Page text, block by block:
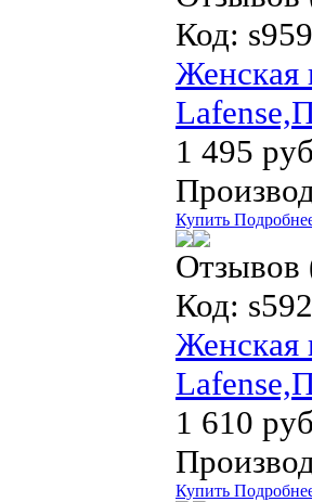
Код:
Женская
1 495
Купить
Отзывов
Код:
Женская
1 610
Купить